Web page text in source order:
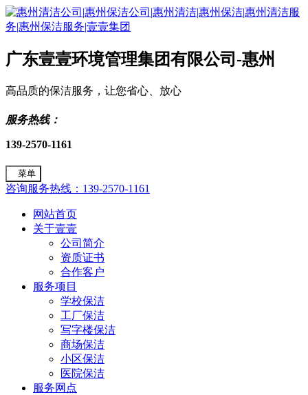
广东壹壹环境管理集团有限公司-惠州
高品质的保洁服务，让您省心、放心
服务热线：
139-2570-1161
菜单
咨询服务热线：139-2570-1161
网站首页
关于壹壹
公司简介
资质证书
合作客户
服务项目
学校保洁
工厂保洁
写字楼保洁
商场保洁
小区保洁
医院保洁
服务网点